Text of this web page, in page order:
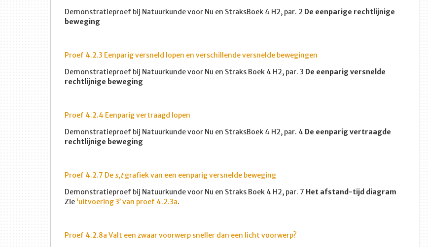
Demonstratieproef bij Natuurkunde voor Nu en StraksBoek 4 H2, par. 2 De eenparige rechtlijnige
beweging
Proef 4.2.3 Eenparig versneld lopen en verschillende versnelde bewegingen
Demonstratieproef bij Natuurkunde voor Nu en Straks Boek 4 H2, par. 3 De eenparig versnelde
rechtlijnige beweging
Proef 4.2.4 Eenparig vertraagd lopen
Demonstratieproef bij Natuurkunde voor Nu en StraksBoek 4 H2, par. 4 De eenparig vertraagde
rechtlijnige beweging
Proef 4.2.7 De s,tgrafiek van een eenparig versnelde beweging
Demonstratieproef bij Natuurkunde voor Nu en Straks Boek 4 H2, par. 7 Het afstand-tijd diagram
Zie ‘uitvoering 3’ van proef 4.2.3a.
Proef 4.2.8a Valt een zwaar voorwerp sneller dan een licht voorwerp?